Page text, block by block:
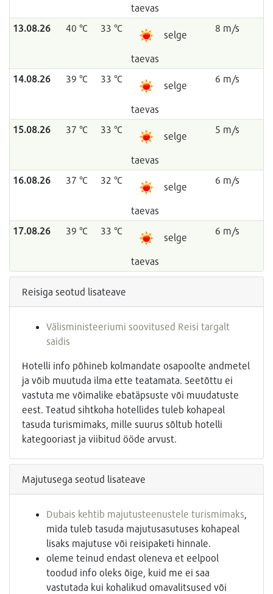
taevas
13.08.26 40 °C 33 °C
selge
taevas
8 m/s
14.08.26 39 °C 33 °C
selge
taevas
6 m/s
15.08.26 37 °C 33 °C
selge
taevas
5 m/s
16.08.26 37 °C 32 °C
selge
taevas
6 m/s
17.08.26 39 °C 33 °C
selge
taevas
6 m/s
Reisiga seotud lisateave
Välisministeeriumi soovitused Reisi targalt
saidis
Hotelli info põhineb kolmandate osapoolte andmetel
ja võib muutuda ilma ette teatamata. Seetõttu ei
vastuta me võimalike ebatäpsuste või muudatuste
eest. Teatud sihtkoha hotellides tuleb kohapeal
tasuda turismimaks, mille suurus sõltub hotelli
kategooriast ja viibitud ööde arvust.
Majutusega seotud lisateave
Dubais kehtib majutusteenustele turismimaks
mida tuleb tasuda majutusasutuses kohapeal
lisaks majutuse või reisipaketi hinnale.
oleme teinud endast oleneva et eelpool
toodud info oleks õige, kuid me ei saa
vastutada kui kohalikud omavalitsused või